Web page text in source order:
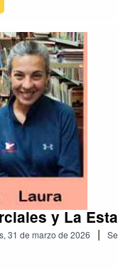
y La
31 de marzo de 2026 |